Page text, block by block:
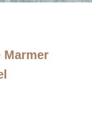
Marmer